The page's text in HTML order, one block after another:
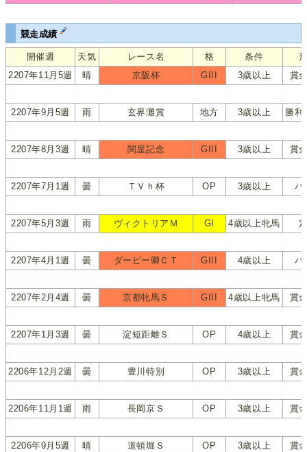
競走成績
開催週 天気 レース名 格 条件
2207年11月5週
晴 京阪杯 GIII 3歳以上 賞
2207年9月5週 雨 玄界灘賞 地方 3歳以上 勝利
2207年8月3週 晴 関屋記念 GIII 3歳以上 賞
2207年7月1週 曇 ＴＶｈ杯 OP 3歳以上 ハ
2207年5月3週 雨 ヴィクトリアＭ GI 4歳以上牝馬
2207年4月1週 曇 ダービー卿ＣＴ GIII 4歳以上 ハ
2207年2月4週 曇 京都牝馬Ｓ GIII 4歳以上牝馬 賞
2207年1月3週 曇 淀短距離Ｓ OP 4歳以上 賞
2206年12月2週 曇 豊川特別 OP 3歳以上 賞
2206年11月1週 雨 長岡京Ｓ OP 3歳以上 賞
2206年9月5週 晴 道頓堀Ｓ OP 3歳以上 賞